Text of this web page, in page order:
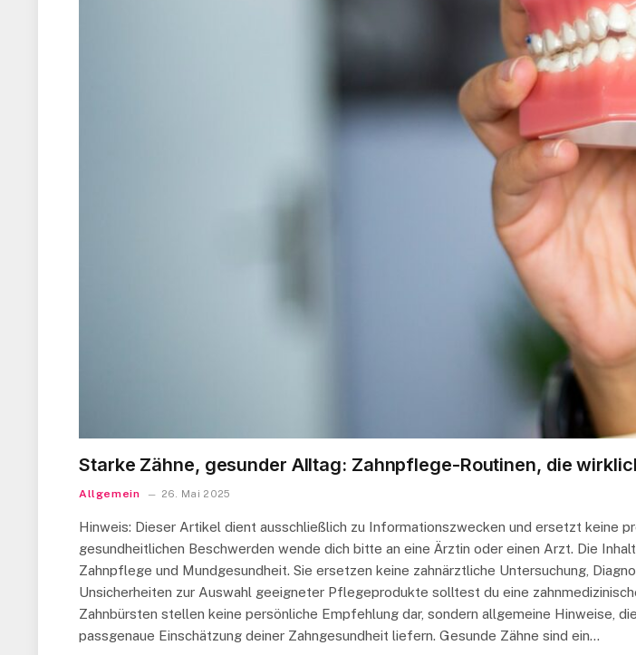
Starke Zähne, gesunder Alltag: Zahnpflege-Routinen, die
Allgemein 26. Mai 2025
Hinweis: Dieser Artikel dient ausschließlich zu Informationszwecken und ersetzt keine
gesundheitlichen Beschwerden wende dich bitte an eine Ärztin oder einen Arzt. Die
Zahnpflege und Mundgesundheit. Sie ersetzen keine zahnärztliche Untersuchung,
Unsicherheiten zur Auswahl geeigneter Pflegeprodukte solltest du eine
Zahnbürsten stellen keine persönliche Empfehlung dar, sondern allgemeine Hinweise,
passgenaue Einschätzung deiner Zahngesundheit liefern. Gesunde Zähne sind ein…